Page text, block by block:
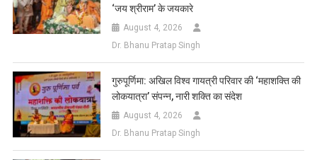
‘जय श्रीराम’ के जयकारे
August 4, 2026
Dr. Bhanu Pratap Singh
गुरुपूर्णिमा: अखिल विश्व गायत्री परिवार की ‘महाशक्ति की
लोकयात्रा’ संपन्न, नारी शक्ति का संदेश
August 4, 2026
Dr. Bhanu Pratap Singh